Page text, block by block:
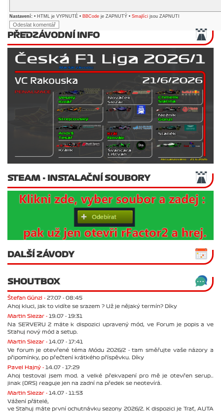
Nastavení: • HTML je VYPNUTÉ • BBCode je ZAPNUTÝ • Smajlíci jsou ZAPNUTI
PŘEDZÁVODNÍ INFO
STEAM - INSTALAČNÍ SOUBORY
DALŠÍ ZÁVODY
SHOUTBOX
Štefan Günzl - 27.07 - 08:45
Ahoj kluci, jak to vidíte se srazem ? Už je nějaký termín? Díky
Martin Slezar - 19.07 - 19:31
Na SERVERU 2 máte k dispozici upravený mód, ve Forum je popis a ve
Stahuj nový mód a setup.
Martin Slezar - 14.07 - 17:41
Ve forum je otevřené téma Módu 2026/2 - tam směřujte vaše názory a
připomínky, po přečtení krátkého příspěvku. Díky
Pavel Hajný - 14.07 - 17:29
Ahoj testoval jsem mod. a velké překvapení pro mě je otevřen serup..
jinak (DRS) reaguje jen na zadní na předek se neotevírá.
Martin Slezar - 14.07 - 11:53
Vážení přátelé,
ve Stahuj máte první ochutnávku sezony 2026/2. K dispozici je Trať, AUTA